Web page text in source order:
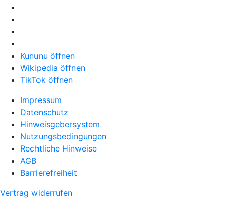
Kununu öffnen
Wikipedia öffnen
TikTok öffnen
Impressum
Datenschutz
Hinweisgebersystem
Nutzungsbedingungen
Rechtliche Hinweise
AGB
Barrierefreiheit
Vertrag widerrufen